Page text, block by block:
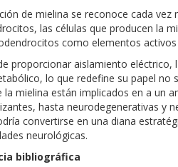
de mielina se reconoce cada
las células que producen la
como elementos
proporcionar aislamiento eléctrico,
lo que redefine su papel
la mielina están implicados en a un
hasta neurodegenerativas y
convertirse en una diana
neurológicas.
bibliográfica